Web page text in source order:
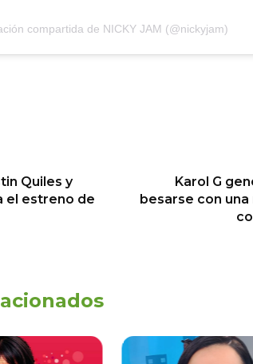
compartida de NICKY JAM (@nickyjam)
Quiles y
el estreno de
Karol G
besarse con